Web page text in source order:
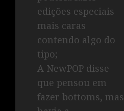
edições especiais
mais caras
contendo algo do
tipo;
A NewPOP disse
que pensou em
fazer bottoms, mas